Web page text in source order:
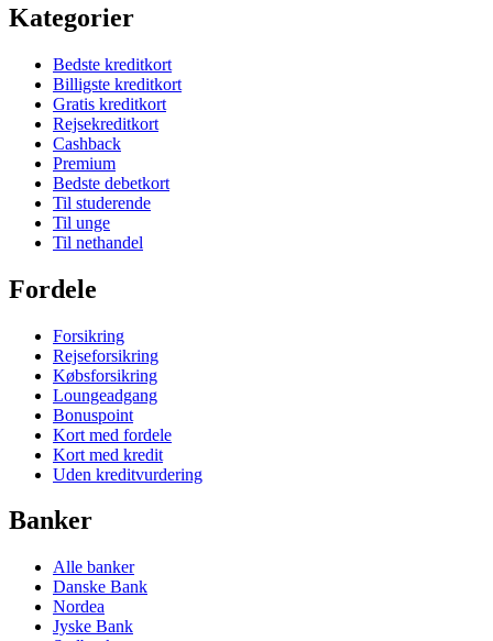
Kategorier
Bedste kreditkort
Billigste kreditkort
Gratis kreditkort
Rejsekreditkort
Cashback
Premium
Bedste debetkort
Til studerende
Til unge
Til nethandel
Fordele
Forsikring
Rejseforsikring
Købsforsikring
Loungeadgang
Bonuspoint
Kort med fordele
Kort med kredit
Uden kreditvurdering
Banker
Alle banker
Danske Bank
Nordea
Jyske Bank